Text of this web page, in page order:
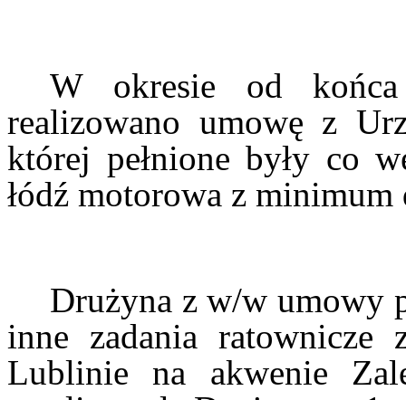
W okresie od
realizowano umowę z
której pełnione były co
łódź motorowa z
Drużyna z w/w umowy
inne zadania ratownicze
Lublinie na akwenie